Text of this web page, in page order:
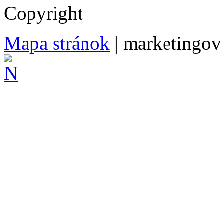
Copyright
Mapa stránok |